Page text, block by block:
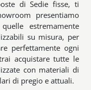
di Sedie fisse, ti
presentiamo
estremamente
su misura, per
perfettamente ogni
acquistare tutte le
con materiali di
di pregio e attuali.